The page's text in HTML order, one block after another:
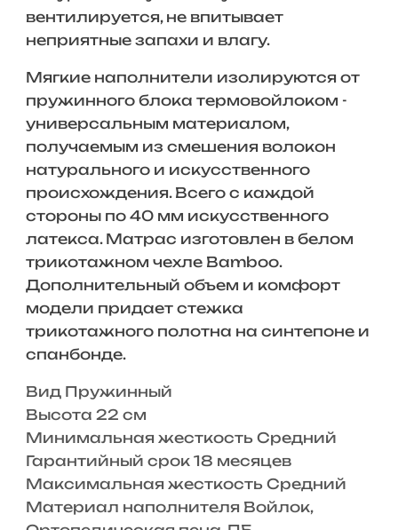
вентилируется, не впитывает
неприятные запахи и влагу.
Мягкие наполнители изолируются от
пружинного блока термовойлоком -
универсальным материалом,
получаемым из смешения волокон
натурального и искусственного
происхождения. Всего с каждой
стороны по 40 мм искусственного
латекса. Матрас изготовлен в белом
трикотажном чехле Bamboo.
Дополнительный объем и комфорт
модели придает стежка
трикотажного полотна на синтепоне и
спанбонде.
Вид Пружинный
Высота 22 см
Минимальная жесткость Средний
Гарантийный срок 18 месяцев
Максимальная жесткость Средний
Материал наполнителя Войлок,